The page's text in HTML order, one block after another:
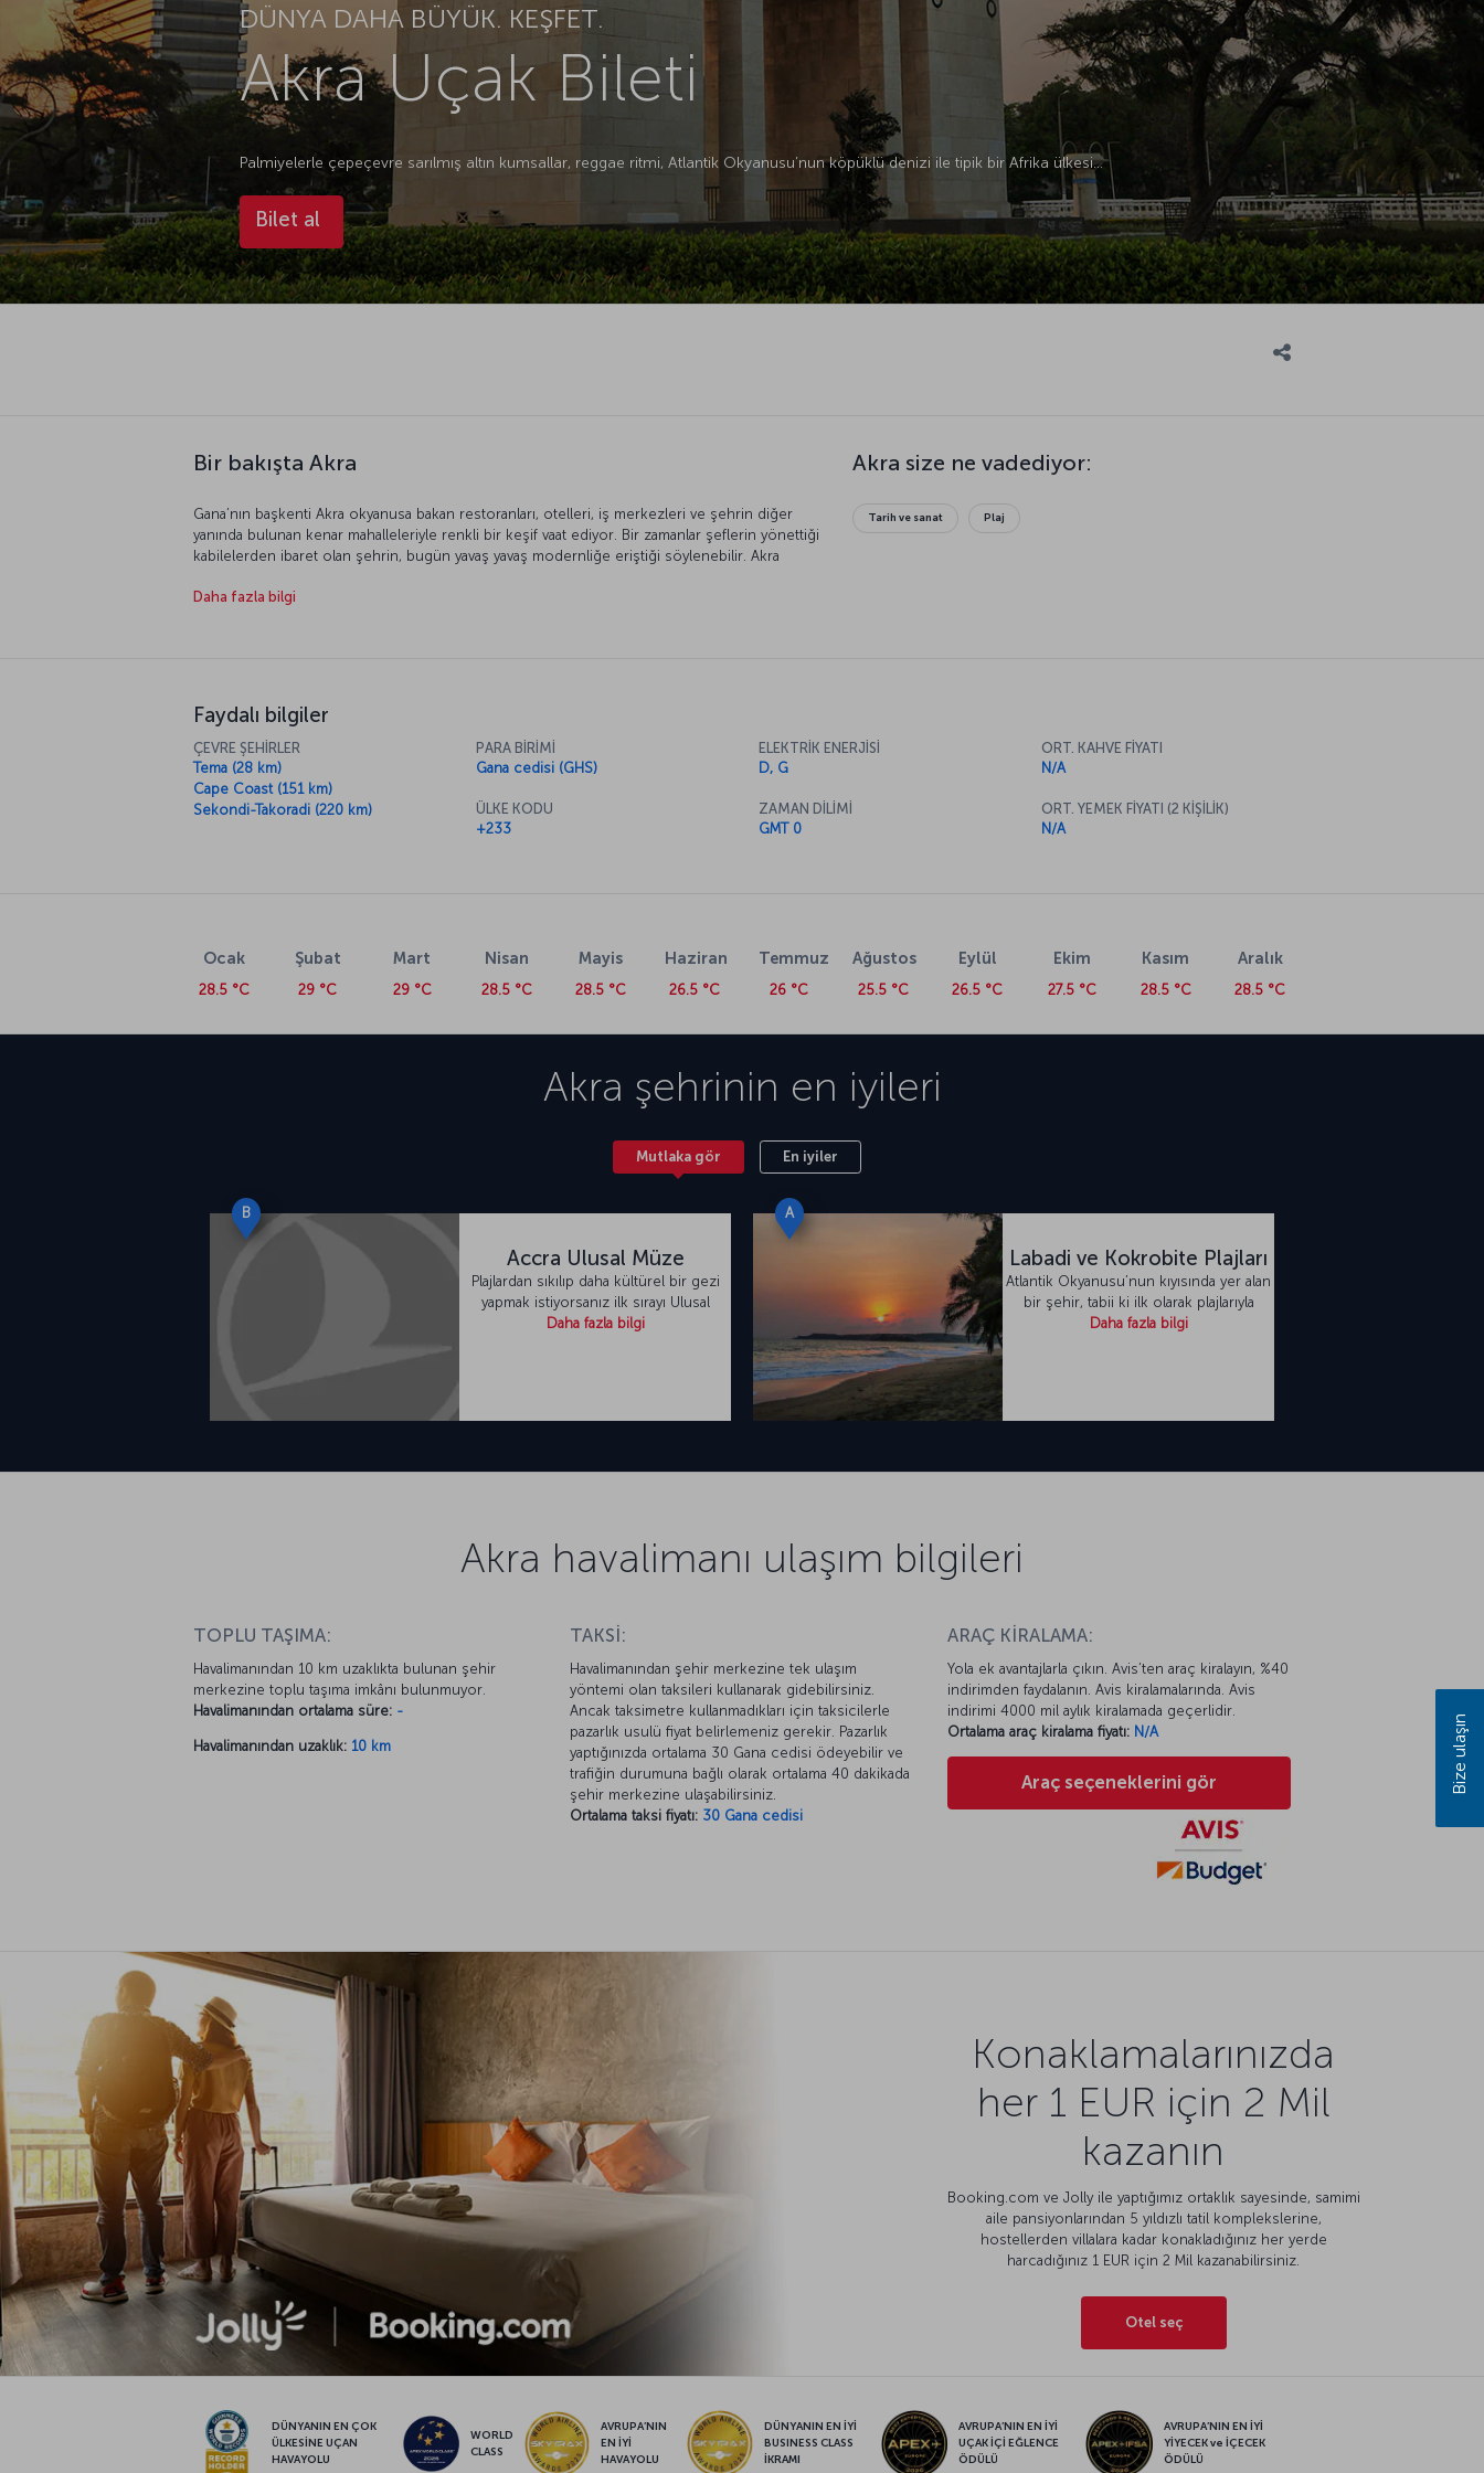
DÜNYA DAHA BÜYÜK. KEŞFET.
Akra Uçak Bileti
Palmiyelerle çepeçevre sarılmış altın kumsallar, reggae ritmi, Atlantik Okyanusu’nun köpüklü denizi ile tipik bir Afrika ülkesi…
Bilet al
Bir bakışta Akra
Gana’nın başkenti Akra okyanusa bakan restoranları, otelleri, iş merkezleri ve şehrin diğer
yanında bulunan kenar mahalleleriyle renkli bir keşif vaat ediyor. Bir zamanlar şeflerin yönettiği
kabilelerden ibaret olan şehrin, bugün yavaş yavaş modernliğe eriştiği söylenebilir. Akra
ormanlarının ve altın kumların arasında bir ticaret merkezi ilginizi çekiyorsa sizi Akra’yı daha
Daha fazla bilgi
Akra size ne vadediyor:
Tarih ve sanat Plaj
Faydalı bilgiler
ÇEVRE ŞEHİRLER
Tema (28 km)
Cape Coast (151 km)
Sekondi-Takoradi (220 km)
PARA BİRİMİ
Gana cedisi (GHS)
ÜLKE KODU
+233
ELEKTRİK ENERJİSİ
D, G
ZAMAN DİLİMİ
GMT 0
ORT. KAHVE FİYATI
N/A
ORT. YEMEK FİYATI (2 KİŞİLİK)
N/A
Ocak
28.5 °C
Şubat
29 °C
Mart
29 °C
Nisan
28.5 °C
Mayis
28.5 °C
Haziran
26.5 °C
Temmuz
26 °C
Ağustos
25.5 °C
Eylül
26.5 °C
Ekim
27.5 °C
Kasım
28.5 °C
Aralık
28.5 °C
Akra şehrinin en iyileri
Mutlaka gör En iyiler
B
Accra Ulusal Müze
Plajlardan sıkılıp daha kültürel bir gezi
yapmak istiyorsanız ilk sırayı Ulusal
Daha fazla bilgi
A
Labadi ve Kokrobite Plajları
Atlantik Okyanusu’nun kıyısında yer alan
bir şehir, tabii ki ilk olarak plajlarıyla
Daha fazla bilgi
Akra havalimanı ulaşım bilgileri
TOPLU TAŞIMA:
Havalimanından 10 km uzaklıkta bulunan şehir
merkezine toplu taşıma imkânı bulunmuyor.
Havalimanından ortalama süre: -
Havalimanından uzaklık: 10 km
TAKSİ:
Havalimanından şehir merkezine tek ulaşım
yöntemi olan taksileri kullanarak gidebilirsiniz.
Ancak taksimetre kullanmadıkları için taksicilerle
pazarlık usulü fiyat belirlemeniz gerekir. Pazarlık
yaptığınızda ortalama 30 Gana cedisi ödeyebilir ve
trafiğin durumuna bağlı olarak ortalama 40 dakikada
şehir merkezine ulaşabilirsiniz.
Ortalama taksi fiyatı: 30 Gana cedisi
ARAÇ KİRALAMA:
Yola ek avantajlarla çıkın. Avis’ten araç kiralayın, %40
indirimden faydalanın. Avis kiralamalarında. Avis
indirimi 4000 mil aylık kiralamada geçerlidir.
Ortalama araç kiralama fiyatı: N/A
Araç seçeneklerini gör
Konaklamalarınızda
her 1 EUR için 2 Mil
kazanın
Booking.com ve Jolly ile yaptığımız ortaklık sayesinde, samimi
aile pansiyonlarından 5 yıldızlı tatil komplekslerine,
hostellerden villalara kadar konakladığınız her yerde
harcadığınız 1 EUR için 2 Mil kazanabilirsiniz.
Otel seç
DÜNYANIN EN ÇOK
ÜLKESİNE UÇAN
HAVAYOLU
WORLD
CLASS
AVRUPA’NIN
EN İYİ
HAVAYOLU
DÜNYANIN EN İYİ
BUSINESS CLASS
İKRAMI
AVRUPA’NIN EN İYİ
UÇAK İÇİ EĞLENCE
ÖDÜLÜ
AVRUPA’NIN EN İYİ
YİYECEK ve İÇECEK
ÖDÜLÜ
Bize ulaşın